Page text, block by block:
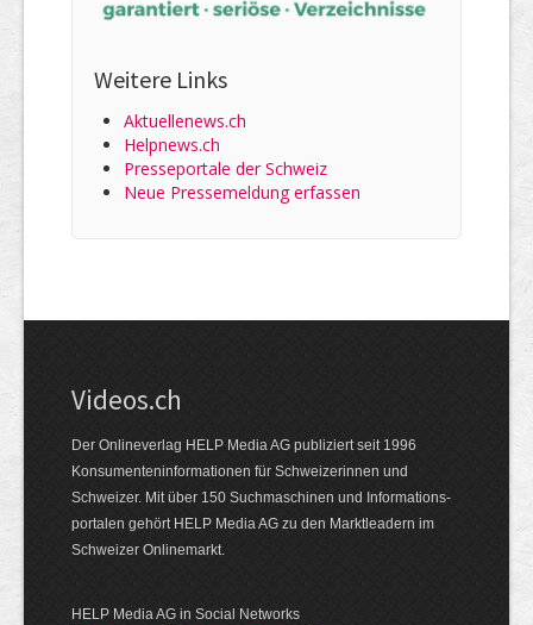
Weitere Links
Aktuellenews.ch
Helpnews.ch
Presseportale der Schweiz
Neue Pressemeldung erfassen
Videos.ch
Der Onlineverlag HELP Media AG publiziert seit 1996
Konsumenten­informationen für Schweizerinnen und
Schweizer. Mit über 150 Suchmaschinen und Informations­
portalen gehört HELP Media AG zu den Marktleadern im
Schweizer Onlinemarkt.
HELP Media AG in Social Networks